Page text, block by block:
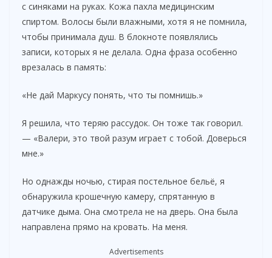
с синяками на руках. Кожа пахла медицинским
спиртом. Волосы были влажными, хотя я не помнила,
чтобы принимала душ. В блокноте появлялись
записи, которых я не делала. Одна фраза особенно
врезалась в память:
«Не дай Маркусу понять, что ты помнишь.»
Я решила, что теряю рассудок. Он тоже так говорил.
— «Валери, это твой разум играет с тобой. Доверься
мне.»
Но однажды ночью, стирая постельное бельё, я
обнаружила крошечную камеру, спрятанную в
датчике дыма. Она смотрела не на дверь. Она была
направлена прямо на кровать. На меня.
Advertisements